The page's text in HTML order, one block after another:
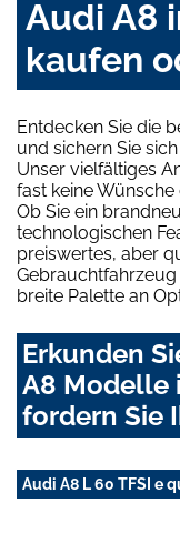
Audi A8
kaufen
Entdecken Sie die
und sichern Sie
Unser vielfältiges
fast keine Wünsche
Ob Sie ein
technologischen
preiswertes, aber
Gebrauchtfahrzeug
breite Palette an
Erkunden
A8 Modelle
fordern Sie
Audi A8 L 60 TFSI e